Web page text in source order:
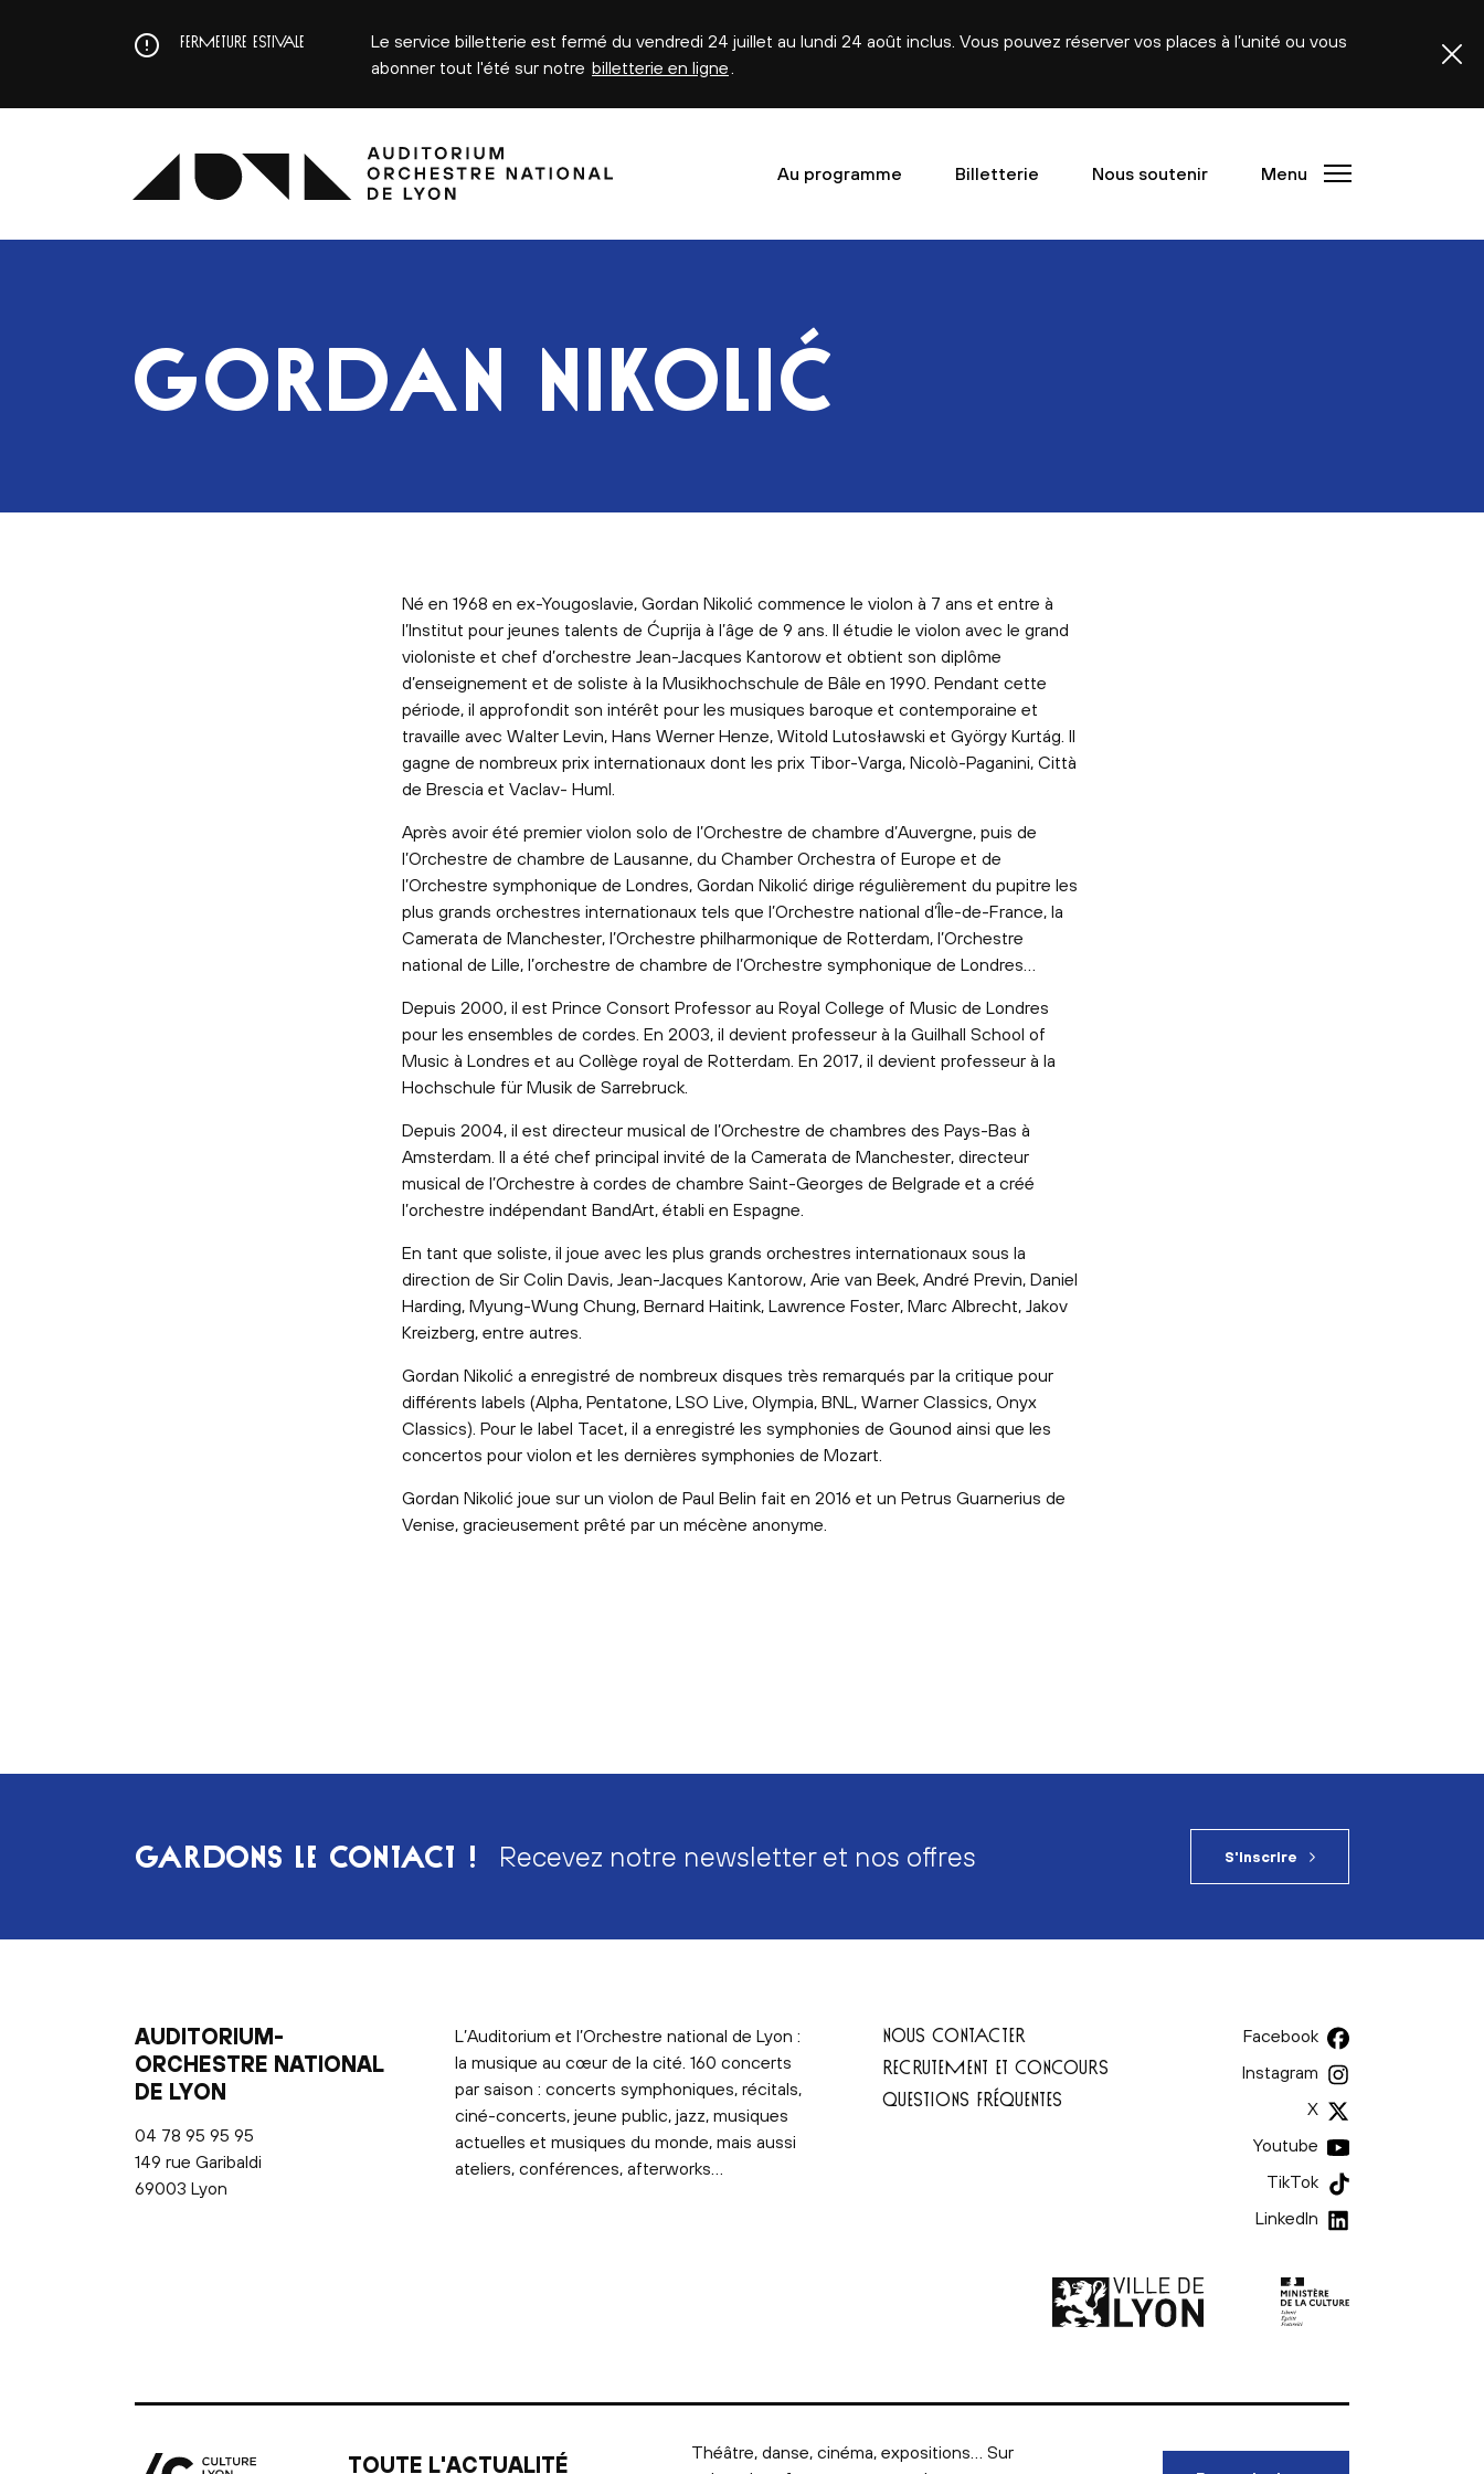
FERMETURE ESTIVALE
Le service billetterie est fermé du vendredi 24 juillet au lundi 24 août inclus. Vous pouvez réserver vos places à l’unité ou vous
abonner tout l'été sur notre billetterie en ligne
Au programme Billetterie Nous soutenir Menu
GORDAN NIKOLIĆ
Né en 1968 en ex-Yougoslavie, Gordan Nikolić commence le violon à 7 ans et entre à
l’Institut pour jeunes talents de Ćuprija à l’âge de 9 ans. Il étudie le violon avec le grand
violoniste et chef d’orchestre Jean-Jacques Kantorow et obtient son diplôme
d’enseignement et de soliste à la Musikhochschule de Bâle en 1990. Pendant cette
période, il approfondit son intérêt pour les musiques baroque et contemporaine et
travaille avec Walter Levin, Hans Werner Henze, Witold Lutosławski et György Kurtág. Il
gagne de nombreux prix internationaux dont les prix Tibor-Varga, Nicolò-Paganini, Città
de Brescia et Vaclav- Huml.
Après avoir été premier violon solo de l’Orchestre de chambre d’Auvergne, puis de
l’Orchestre de chambre de Lausanne, du Chamber Orchestra of Europe et de
l’Orchestre symphonique de Londres, Gordan Nikolić dirige régulièrement du pupitre les
plus grands orchestres internationaux tels que l’Orchestre national d’Île-de-France, la
Camerata de Manchester, l’Orchestre philharmonique de Rotterdam, l’Orchestre
national de Lille, l’orchestre de chambre de l’Orchestre symphonique de Londres…
Depuis 2000, il est Prince Consort Professor au Royal College of Music de Londres
pour les ensembles de cordes. En 2003, il devient professeur à la Guilhall School of
Music à Londres et au Collège royal de Rotterdam. En 2017, il devient professeur à la
Hochschule für Musik de Sarrebruck.
Depuis 2004, il est directeur musical de l’Orchestre de chambres des Pays-Bas à
Amsterdam. Il a été chef principal invité de la Camerata de Manchester, directeur
musical de l’Orchestre à cordes de chambre Saint-Georges de Belgrade et a créé
l’orchestre indépendant BandArt, établi en Espagne.
En tant que soliste, il joue avec les plus grands orchestres internationaux sous la
direction de Sir Colin Davis, Jean-Jacques Kantorow, Arie van Beek, André Previn, Daniel
Harding, Myung-Wung Chung, Bernard Haitink, Lawrence Foster, Marc Albrecht, Jakov
Kreizberg, entre autres.
Gordan Nikolić a enregistré de nombreux disques très remarqués par la critique pour
différents labels (Alpha, Pentatone, LSO Live, Olympia, BNL, Warner Classics, Onyx
Classics). Pour le label Tacet, il a enregistré les symphonies de Gounod ainsi que les
concertos pour violon et les dernières symphonies de Mozart.
Gordan Nikolić joue sur un violon de Paul Belin fait en 2016 et un Petrus Guarnerius de
Venise, gracieusement prêté par un mécène anonyme.
GARDONS LE CONTACT ! Recevez notre newsletter et nos offres S'inscrire
AUDITORIUM-
ORCHESTRE NATIONAL
DE LYON
04 78 95 95 95
149 rue Garibaldi
69003 Lyon
L’Auditorium et l’Orchestre national de Lyon :
la musique au cœur de la cité. 160 concerts
par saison : concerts symphoniques, récitals,
ciné-concerts, jeune public, jazz, musiques
actuelles et musiques du monde, mais aussi
ateliers, conférences, afterworks…
NOUS CONTACTER
RECRUTEMENT ET CONCOURS
QUESTIONS FRÉQUENTES
Facebook
Instagram
X
Youtube
TikTok
LinkedIn
Ville de Lyon | lien externe
TOUTE L'ACTUALITÉ
Théâtre, danse, cinéma, expositions… Sur